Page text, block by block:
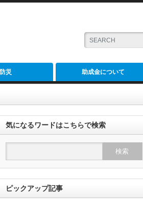
防災 助成金について
気になるワードはこちらで検索
ピックアップ記事